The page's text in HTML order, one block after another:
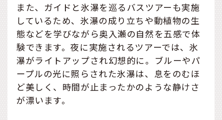
また、ガイドと氷瀑を巡るバスツアーも実施
しているため、氷瀑の成り立ちや動植物の生
態などを学びながら奥入瀬の自然を五感で体
験できます。夜に実施されるツアーでは、氷
瀑がライトアップされ幻想的に。ブルーやパ
ープルの光に照らされた氷瀑は、息をのむほ
ど美しく、時間が止まったかのような静けさ
が漂います。